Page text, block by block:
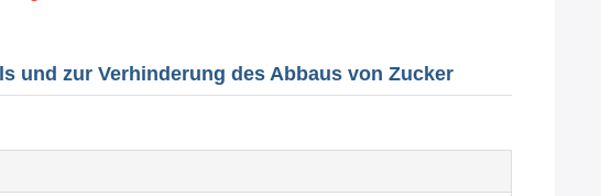
und zur Verhinderung des Abbaus von Zucker